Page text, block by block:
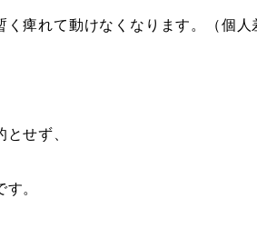
痺れて動けなくなります。（個人
せず、
。